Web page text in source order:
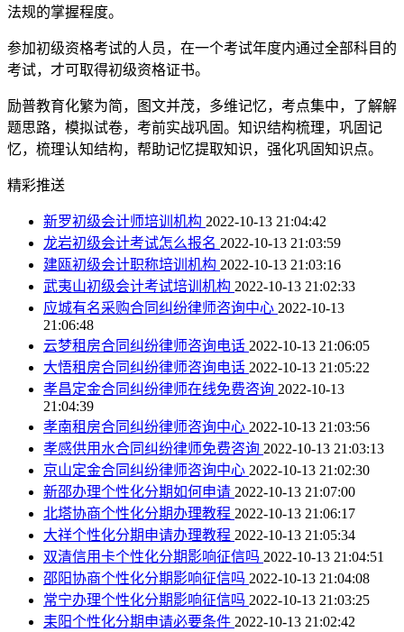
法规的掌握程度。
参加初级资格考试的人员，在一个考试年度内通过全部科目的
考试，才可取得初级资格证书。
励普教育化繁为简，图文并茂，多维记忆，考点集中，了解解
题思路，模拟试卷，考前实战巩固。知识结构梳理，巩固记
忆，梳理认知结构，帮助记忆提取知识，强化巩固知识点。
精彩推送
新罗初级会计师培训机构 2022-10-13 21:04:42
龙岩初级会计考试怎么报名 2022-10-13 21:03:59
建瓯初级会计职称培训机构 2022-10-13 21:03:16
武夷山初级会计考试培训机构 2022-10-13 21:02:33
应城有名采购合同纠纷律师咨询中心 2022-10-13
21:06:48
云梦租房合同纠纷律师咨询电话 2022-10-13 21:06:05
大悟租房合同纠纷律师咨询电话 2022-10-13 21:05:22
孝昌定金合同纠纷律师在线免费咨询 2022-10-13
21:04:39
孝南租房合同纠纷律师咨询中心 2022-10-13 21:03:56
孝感供用水合同纠纷律师免费咨询 2022-10-13 21:03:13
京山定金合同纠纷律师咨询中心 2022-10-13 21:02:30
新邵办理个性化分期如何申请 2022-10-13 21:07:00
北塔协商个性化分期办理教程 2022-10-13 21:06:17
大祥个性化分期申请办理教程 2022-10-13 21:05:34
双清信用卡个性化分期影响征信吗 2022-10-13 21:04:51
邵阳协商个性化分期影响征信吗 2022-10-13 21:04:08
常宁办理个性化分期影响征信吗 2022-10-13 21:03:25
耒阳个性化分期申请必要条件 2022-10-13 21:02:42